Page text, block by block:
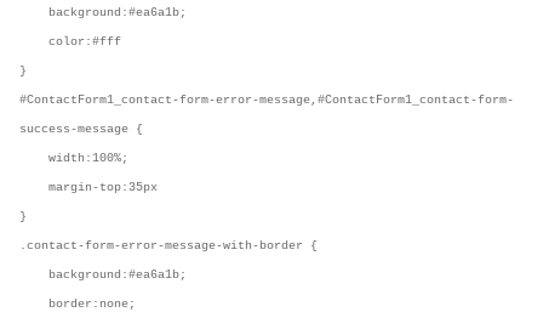
background:#ea6a1b;
color:#fff
}
#ContactForm1_contact-form-error-message,#ContactForm1_contact-form-
success-message {
width:100%;
margin-top:35px
}
.contact-form-error-message-with-border {
background:#ea6a1b;
border:none;